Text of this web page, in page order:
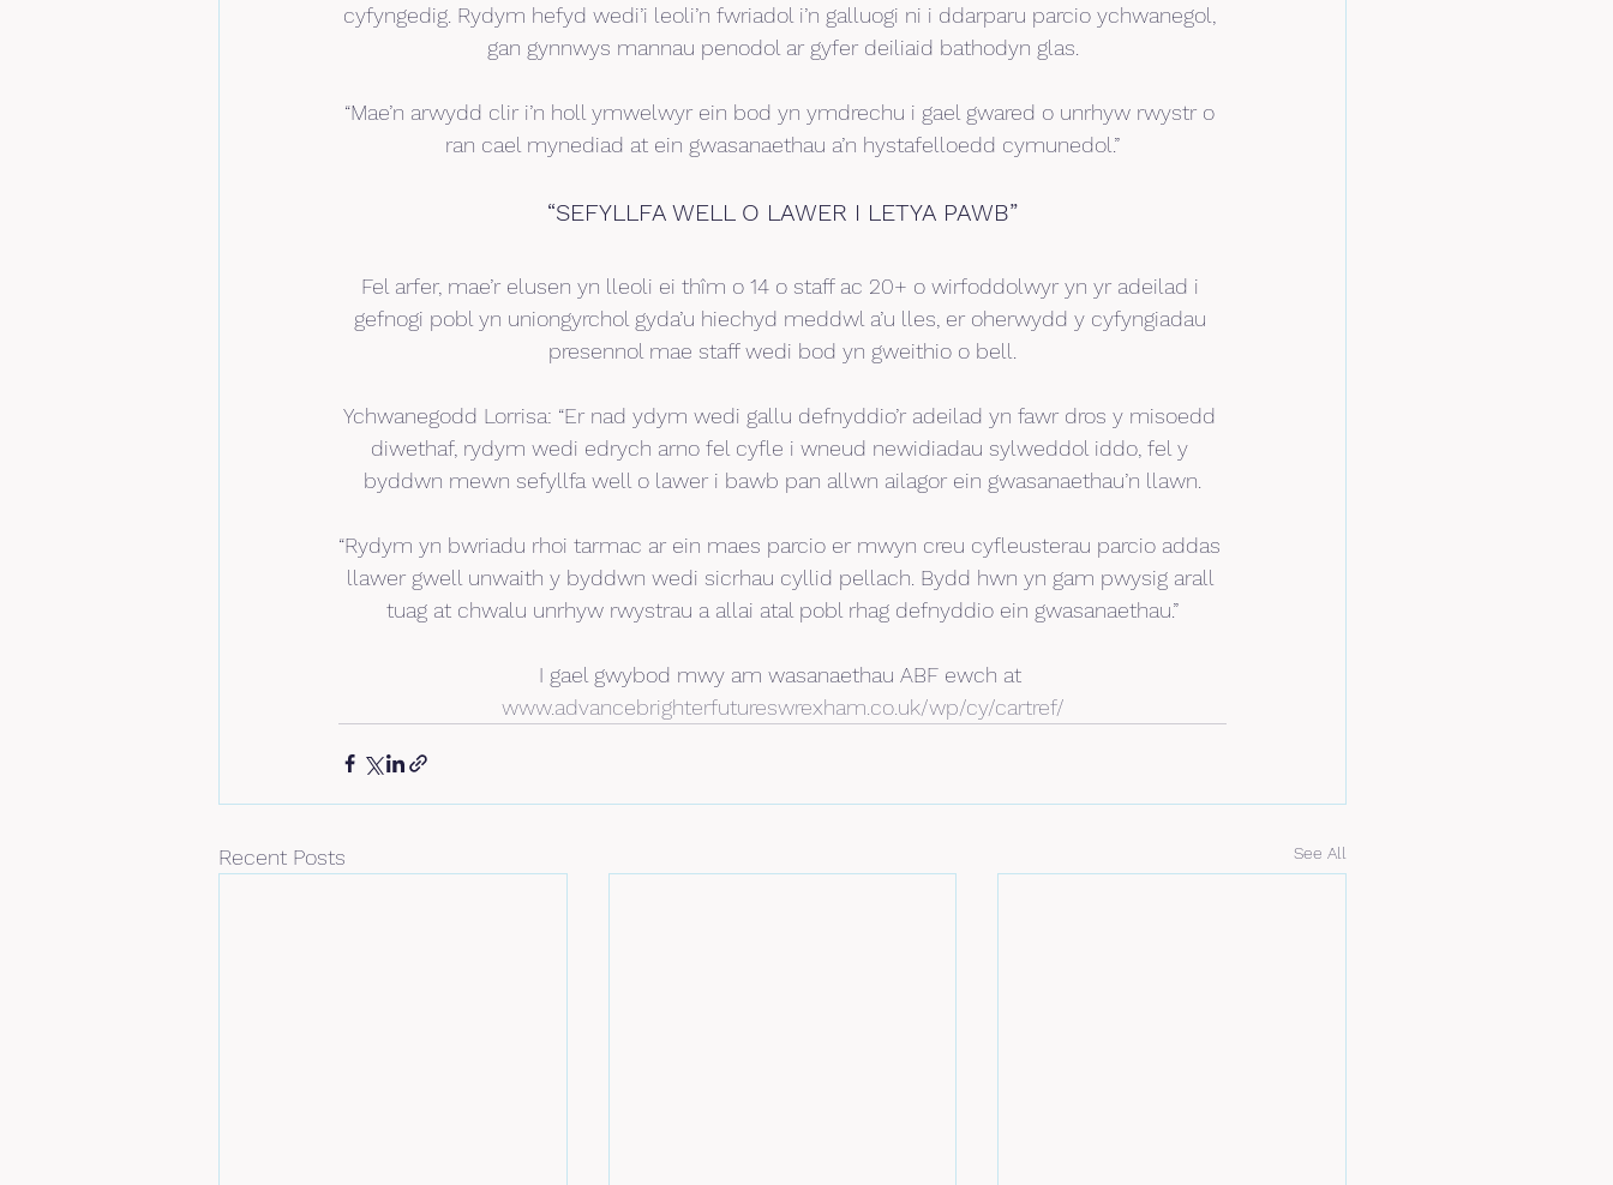
cyfyngedig. Rydym hefyd wedi’i leoli’n fwriadol i’n galluogi ni i ddarparu parcio ychwanegol,
gan gynnwys mannau penodol ar gyfer deiliaid bathodyn glas.
“Mae’n arwydd clir i’n holl ymwelwyr ein bod yn ymdrechu i gael gwared o unrhyw rwystr o
ran cael mynediad at ein gwasanaethau a’n hystafelloedd cymunedol.”
“SEFYLLFA WELL O LAWER I LETYA PAWB”
Fel arfer, mae’r elusen yn lleoli ei thîm o 14 o staff ac 20+ o wirfoddolwyr yn yr adeilad i
gefnogi pobl yn uniongyrchol gyda’u hiechyd meddwl a’u lles, er oherwydd y cyfyngiadau
presennol mae staff wedi bod yn gweithio o bell.
Ychwanegodd Lorrisa: “Er nad ydym wedi gallu defnyddio’r adeilad yn fawr dros y misoedd
diwethaf, rydym wedi edrych arno fel cyfle i wneud newidiadau sylweddol iddo, fel y
byddwn mewn sefyllfa well o lawer i bawb pan allwn ailagor ein gwasanaethau’n llawn.
“Rydym yn bwriadu rhoi tarmac ar ein maes parcio er mwyn creu cyfleusterau parcio addas
llawer gwell unwaith y byddwn wedi sicrhau cyllid pellach. Bydd hwn yn gam pwysig arall
tuag at chwalu unrhyw rwystrau a allai atal pobl rhag defnyddio ein gwasanaethau.”
I gael gwybod mwy am wasanaethau ABF ewch at
www.advancebrighterfutureswrexham.co.uk/wp/cy/cartref/
Recent Posts See All